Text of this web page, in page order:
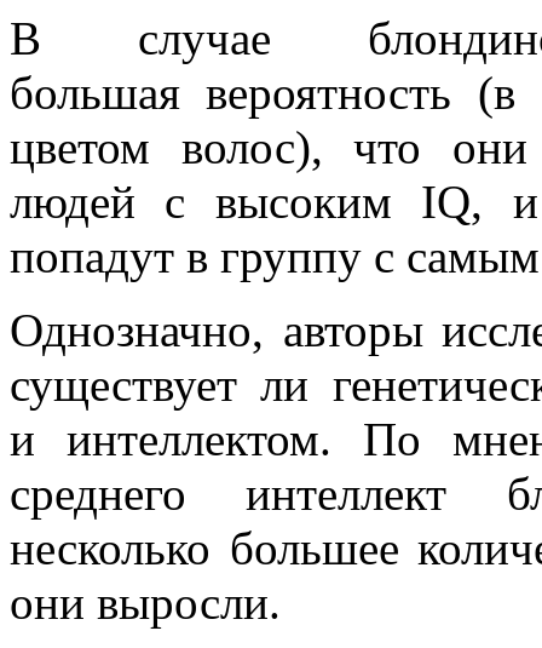
В случае
большая вероятность
цветом волос), что
людей с высоким IQ, и
попадут в группу с
Однозначно, авторы
существует ли
и интеллектом. По
среднего интеллект
несколько большее
они выросли.